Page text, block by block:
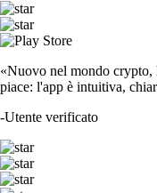
«Nuovo nel mondo
piace: l'app è intuitiva,
-Utente verificato